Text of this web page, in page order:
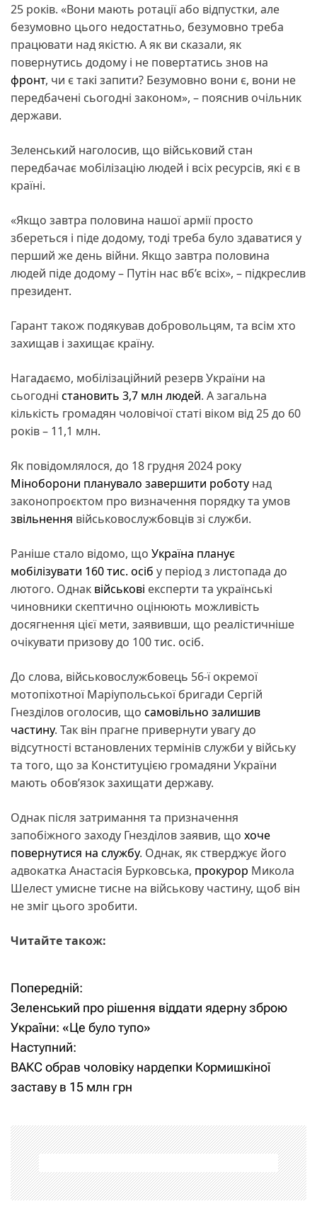
25 років. «Вони мають ротації або відпустки, але
безумовно цього недостатньо, безумовно треба
працювати над якістю. А як ви сказали, як
повернутись додому і не повертатись знов на
фронт, чи є такі запити? Безумовно вони є, вони не
передбачені сьогодні законом», – пояснив очільник
держави.
Зеленський наголосив, що військовий стан
передбачає мобілізацію людей і всіх ресурсів, які є в
країні.
«Якщо завтра половина нашої армії просто
збереться і піде додому, тоді треба було здаватися у
перший же день війни. Якщо завтра половина
людей піде додому – Путін нас вб’є всіх», – підкреслив
президент.
Гарант також подякував добровольцям, та всім хто
захищав і захищає країну.
Нагадаємо, мобілізаційний резерв України на
сьогодні становить 3,7 млн людей. А загальна
кількість громадян чоловічої статі віком від 25 до 60
років – 11,1 млн.
Як повідомлялося, до 18 грудня 2024 року
Міноборони планувало завершити роботу над
законопроєктом про визначення порядку та умов
звільнення військовослужбовців зі служби.
Раніше стало відомо, що Україна планує
мобілізувати 160 тис. осіб у період з листопада до
лютого. Однак військові експерти та українські
чиновники скептично оцінюють можливість
досягнення цієї мети, заявивши, що реалістичніше
очікувати призову до 100 тис. осіб.
До слова, військовослужбовець 56-ї окремої
мотопіхотної Маріупольської бригади Сергій
Гнезділов оголосив, що самовільно залишив
частину. Так він прагне привернути увагу до
відсутності встановлених термінів служби у війську
та того, що за Конституцією громадяни України
мають обовʼязок захищати державу.
Однак після затримання та призначення
запобіжного заходу Гнезділов заявив, що хоче
повернутися на службу. Однак, як стверджує його
адвокатка Анастасія Бурковська, прокурор Микола
Шелест умисне тисне на військову частину, щоб він
не зміг цього зробити.
Читайте також:
Н
а
в
і
а
ц
і
Попередній:
Зеленський про рішення віддати ядерну зброю
України: «Це було тупо»
Наступний:
ВАКС обрав чоловіку нардепки Кормишкіної
заставу в 15 млн грн